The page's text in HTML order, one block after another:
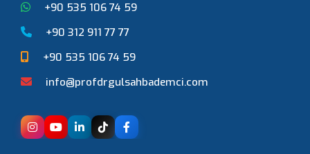
+90 535 106 74 59
+90 312 911 77 77
+90 535 106 74 59
info@profdrgulsahbademci.com